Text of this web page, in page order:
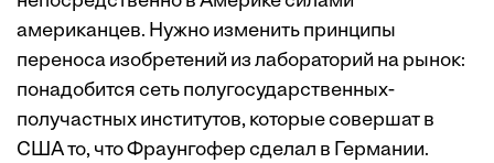
американцев. Нужно изменить принципы
переноса изобретений из лабораторий на рынок:
понадобится сеть полугосударственных-
получастных институтов, которые совершат в
США то, что Фраунгофер сделал в Германии.